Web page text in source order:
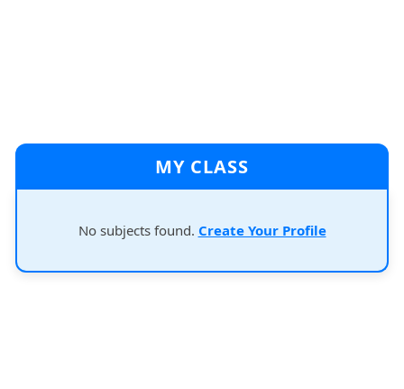
MY CLASS
No subjects found. Create Your Profile